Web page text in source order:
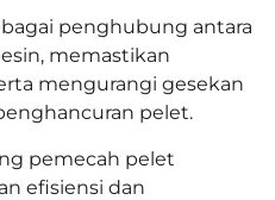
penghubung antara
memastikan
mengurangi gesekan
pelet.
pemecah pelet
efisiensi dan